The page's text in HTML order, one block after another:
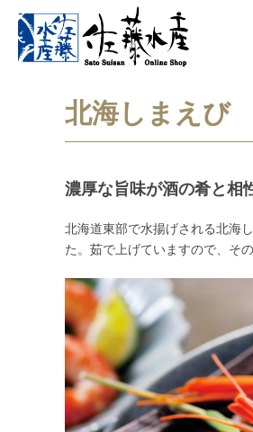
北海しまえび
濃厚な旨味が酒の肴と相
北海道東部で水揚げされる北海
た。茹で上げていますので、そ